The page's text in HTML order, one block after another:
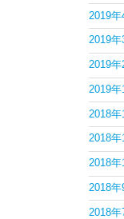
2019年
2019年
2019年
2019年
2018年
2018年
2018年
2018年
2018年